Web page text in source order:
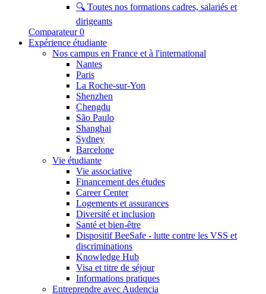
🔍 Toutes nos formations cadres, salariés et
dirigeants
Comparateur 0
Expérience étudiante
Nos campus en France et à l'international
Nantes
Paris
La Roche-sur-Yon
Shenzhen
Chengdu
São Paulo
Shanghai
Sydney
Barcelone
Vie étudiante
Vie associative
Financement des études
Career Center
Logements et assurances
Diversité et inclusion
Santé et bien-être
Dispositif BeeSafe - lutte contre les VSS et
discriminations
Knowledge Hub
Visa et titre de séjour
Informations pratiques
Entreprendre avec Audencia